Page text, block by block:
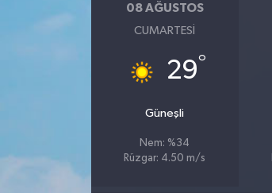
08 AĞUSTOS
CUMARTESI
29°
Güneşli
Nem: %34
Rüzgar: 4.50 m/s